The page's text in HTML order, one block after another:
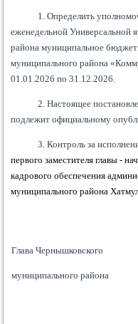
1. Определить
еженедельной Универсальной
района муниципальное
муниципального района
01.01.2026 по 31.12.2026.
2. Настоящее
подлежит официальному
3. Контроль за
первого заместителя главы -
кадрового обеспечения
муниципального района
Глава Чернышковского
муниципального района